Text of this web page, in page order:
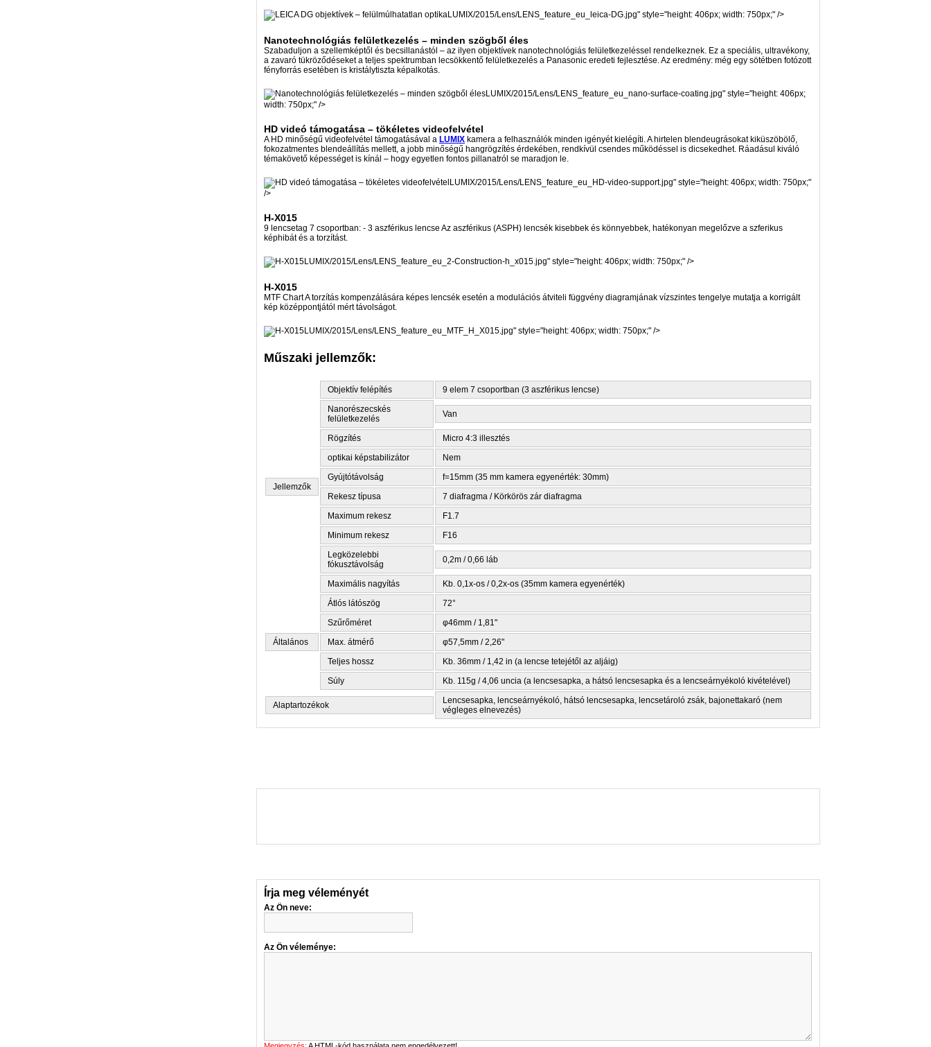
LUMIX/2015/Lens/LENS_feature_eu_leica-DG.jpg" style="height: 406px; width: 750px;" />
Nanotechnológiás felületkezelés – minden szögből éles
Szabaduljon a szellemképtől és becsillanástól – az ilyen objektívek nanotechnológiás felületkezeléssel rendelkeznek. Ez a speciális, ultravékony,
a zavaró tükröződéseket a teljes spektrumban lecsökkentő felületkezelés a Panasonic eredeti fejlesztése. Az eredmény: még egy sötétben fotózott
fényforrás esetében is kristálytiszta képalkotás.
LUMIX/2015/Lens/LENS_feature_eu_nano-surface-coating.jpg" style="height: 406px;
width: 750px;" />
HD videó támogatása – tökéletes videofelvétel
A HD minőségű videofelvétel támogatásával a LUMIX kamera a felhasználók minden igényét kielégíti. A hirtelen blendeugrásokat kiküszöbölő,
fokozatmentes blendeállítás mellett, a jobb minőségű hangrögzítés érdekében, rendkívül csendes működéssel is dicsekedhet. Ráadásul kiváló
témakövető képességet is kínál – hogy egyetlen fontos pillanatról se maradjon le.
LUMIX/2015/Lens/LENS_feature_eu_HD-video-support.jpg" style="height: 406px; width: 750px;"
/>
H-X015
9 lencsetag 7 csoportban: - 3 aszférikus lencse Az aszférikus (ASPH) lencsék kisebbek és könnyebbek, hatékonyan megelőzve a szferikus
képhibát és a torzítást.
LUMIX/2015/Lens/LENS_feature_eu_2-Construction-h_x015.jpg" style="height: 406px; width: 750px;" />
H-X015
MTF Chart A torzítás kompenzálására képes lencsék esetén a modulációs átviteli függvény diagramjának vízszintes tengelye mutatja a korrigált
kép középpontjától mért távolságot.
LUMIX/2015/Lens/LENS_feature_eu_MTF_H_X015.jpg" style="height: 406px; width: 750px;" />
Műszaki jellemzők:
Jellemzők
Objektív felépítés
9 elem 7 csoportban (3 aszférikus lencse)
Nanorészecskés
felületkezelés
Van
Rögzítés
Micro 4:3 illesztés
optikai képstabilizátor
Nem
Gyújtótávolság
f=15mm (35 mm kamera egyenérték: 30mm)
Rekesz típusa
7 diafragma / Körkörös zár diafragma
Maximum rekesz
F1.7
Minimum rekesz
F16
Legközelebbi
fókusztávolság
0,2m / 0,66 láb
Maximális nagyítás Kb. 0,1x-os / 0,2x-os (35mm kamera egyenérték)
Általános
Átlós látószög
72°
Szűrőméret
φ46mm / 1,81"
Max. átmérő
φ57,5mm / 2,26"
Teljes hossz
Kb. 36mm / 1,42 in (a lencse tetejétől az aljáig)
Súly
Kb. 115g / 4,06 uncia (a lencsesapka, a hátsó lencsesapka és a lencseárnyékoló kivételével)
Alaptartozékok
Lencsesapka, lencseárnyékoló, hátsó lencsesapka, lencsetároló zsák, bajonettakaró (nem
végleges elnevezés)
Írja meg véleményét
Az Ön neve:
Az Ön véleménye: